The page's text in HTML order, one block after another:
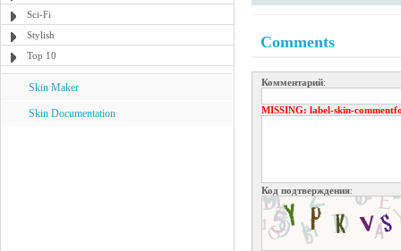
Sci-Fi
Stylish
Top 10
Skin Maker
Skin Documentation
Comments
Комментарий:
MISSING: label-skin-
Код подтверждения: